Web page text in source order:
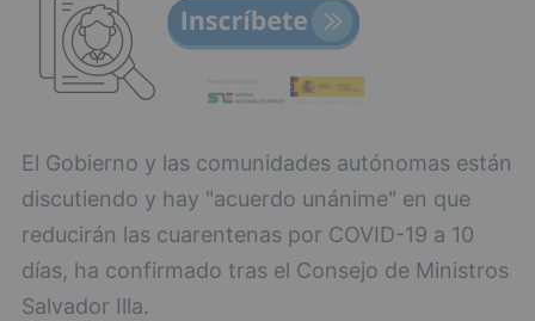
El Gobierno y las comunidades autónomas están
discutiendo y hay "acuerdo unánime" en que
reducirán las cuarentenas por COVID-19 a 10
días, ha confirmado tras el Consejo de Ministros
Salvador Illa.